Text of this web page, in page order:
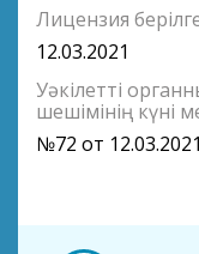
Лицензия
12.03.2021
Уәкілетті
шешімінің күні
№72 от